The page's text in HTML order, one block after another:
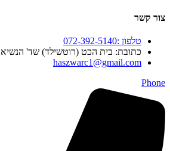
צור קשר
טלפון :072-392-5140
כתובת: בית הכט (רוטשילד) שד' הנשיא 142, חיפה
haszwarc1@gmail.com
Phone